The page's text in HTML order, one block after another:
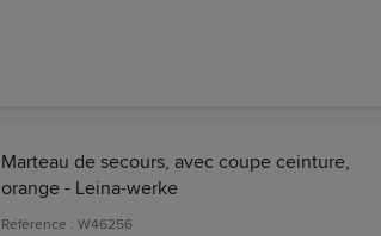
Marteau de secours, avec coupe ceinture,
orange - Leina-werke
Référence : W46256